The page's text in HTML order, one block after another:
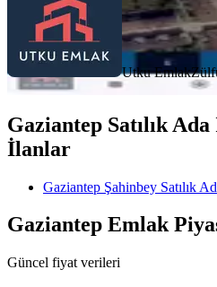
Utku Emlak
Gaziantep Satılık
İlanlar
Gaziantep Şahinbey Satılık
Gaziantep Emlak
Güncel fiyat verileri